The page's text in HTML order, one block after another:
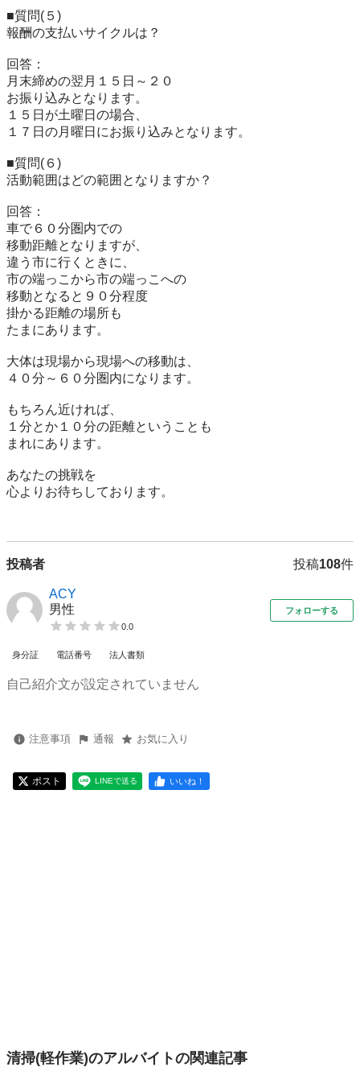
■質問(５)
報酬の支払いサイクルは？
回答：
月末締めの翌月１５日～２０
お振り込みとなります。
１５日が土曜日の場合、
１７日の月曜日にお振り込みとなります。
■質問(６)
活動範囲はどの範囲となりますか？
回答：
車で６０分圏内での
移動距離となりますが、
違う市に行くときに、
市の端っこから市の端っこへの
移動となると９０分程度
掛かる距離の場所も
たまにあります。
大体は現場から現場への移動は、
４０分～６０分圏内になります。
もちろん近ければ、
１分とか１０分の距離ということも
まれにあります。
あなたの挑戦を
心よりお待ちしております。
投稿者 投稿108件
ACY
男性
0.0
フォローする
身分証 電話番号 法人書類
自己紹介文が設定されていません
注意事項 通報 お気に入り
ポスト LINEで送る いいね！
清掃(軽作業)のアルバイトの関連記事